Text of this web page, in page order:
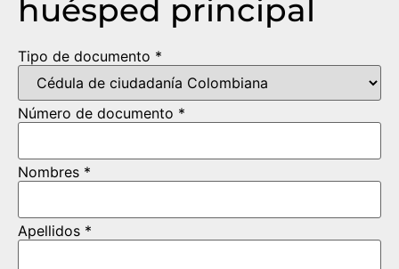
huésped principal
Tipo de documento *
Número de documento *
Nombres *
Apellidos *